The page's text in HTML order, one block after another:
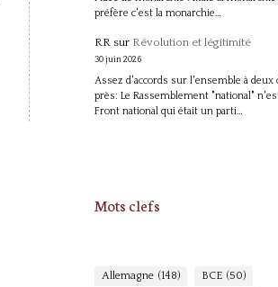
préfère c'est la monarchie…
RRsur Révolution et légitimité
30 juin 2026
Assez d'accords sur l'ensemble à deux
près: Le Rassemblement "national"
Front national qui était un parti…
Mots clefs
Allemagne (148) BCE (50)